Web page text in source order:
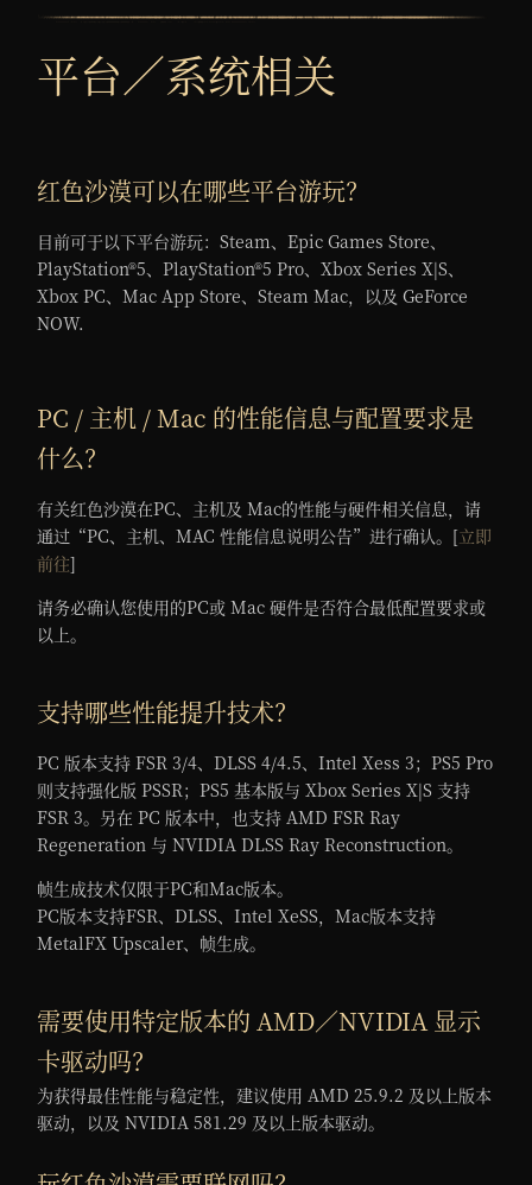
平台／系统相关
红色沙漠可以在哪些平台游玩？
目前可于以下平台游玩：Steam、Epic Games Store、
PlayStation®5、PlayStation®5 Pro、Xbox Series X|S、
Xbox PC、Mac App Store、Steam Mac，以及 GeForce
NOW.
PC / 主机 / Mac 的性能信息与配置要求是
什么？
有关红色沙漠在PC、主机及 Mac的性能与硬件相关信息，请
通过“PC、主机、MAC 性能信息说明公告”进行确认。[立即
前往]
请务必确认您使用的PC或 Mac 硬件是否符合最低配置要求或
以上。
支持哪些性能提升技术？
PC 版本支持 FSR 3/4、DLSS 4/4.5、Intel Xess 3；PS5 Pro
则支持强化版 PSSR；PS5 基本版与 Xbox Series X|S 支持
FSR 3。另在 PC 版本中，也支持 AMD FSR Ray
Regeneration 与 NVIDIA DLSS Ray Reconstruction。
帧生成技术仅限于PC和Mac版本。
PC版本支持FSR、DLSS、Intel XeSS，Mac版本支持
MetalFX Upscaler、帧生成。
需要使用特定版本的 AMD／NVIDIA 显示
卡驱动吗？
为获得最佳性能与稳定性，建议使用 AMD 25.9.2 及以上版本
驱动，以及 NVIDIA 581.29 及以上版本驱动。